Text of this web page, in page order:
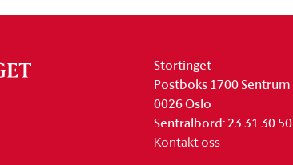
Stortinget
Postboks 1700 Sentrum
0026 Oslo
Sentralbord: 23 31 30 50
Kontakt oss